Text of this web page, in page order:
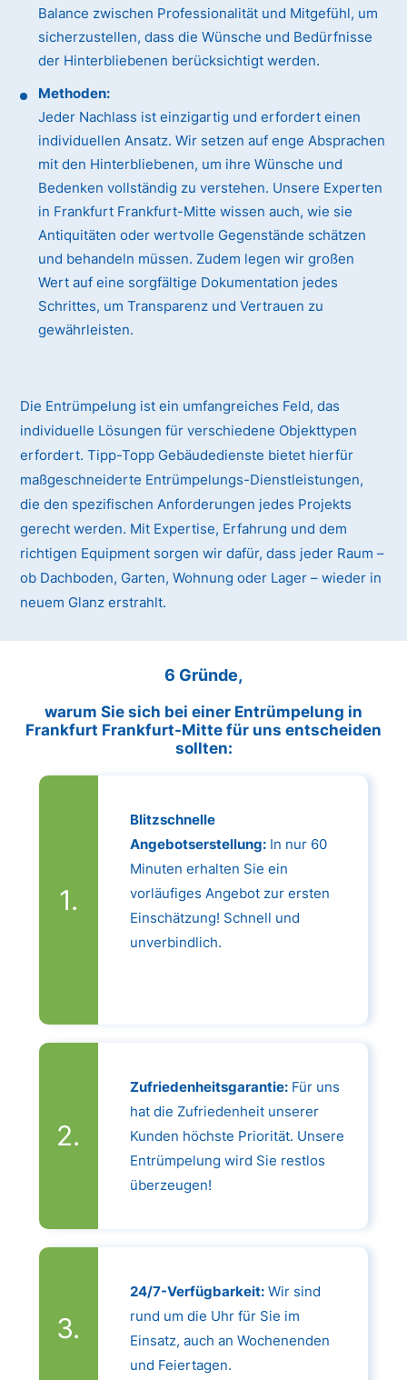
Balance zwischen Professionalität und Mitgefühl, um
sicherzustellen, dass die Wünsche und Bedürfnisse
der Hinterbliebenen berücksichtigt werden.
Methoden:
Jeder Nachlass ist einzigartig und erfordert einen
individuellen Ansatz. Wir setzen auf enge Absprachen
mit den Hinterbliebenen, um ihre Wünsche und
Bedenken vollständig zu verstehen. Unsere Experten
in Frankfurt Frankfurt-Mitte wissen auch, wie sie
Antiquitäten oder wertvolle Gegenstände schätzen
und behandeln müssen. Zudem legen wir großen
Wert auf eine sorgfältige Dokumentation jedes
Schrittes, um Transparenz und Vertrauen zu
gewährleisten.
Die Entrümpelung ist ein umfangreiches Feld, das
individuelle Lösungen für verschiedene Objekttypen
erfordert. Tipp-Topp Gebäudedienste bietet hierfür
maßgeschneiderte Entrümpelungs-Dienstleistungen,
die den spezifischen Anforderungen jedes Projekts
gerecht werden. Mit Expertise, Erfahrung und dem
richtigen Equipment sorgen wir dafür, dass jeder Raum –
ob Dachboden, Garten, Wohnung oder Lager – wieder in
neuem Glanz erstrahlt.
6 Gründe,
warum Sie sich bei einer Entrümpelung in
Frankfurt Frankfurt-Mitte für uns entscheiden
sollten:
Blitzschnelle
Angebotserstellung:In nur 60
Minuten erhalten Sie ein
vorläufiges Angebot zur ersten
Einschätzung! Schnell und
unverbindlich.
Zufriedenheitsgarantie:Für uns
hat die Zufriedenheit unserer
Kunden höchste Priorität. Unsere
Entrümpelung wird Sie restlos
überzeugen!
24/7-Verfügbarkeit:Wir sind
rund um die Uhr für Sie im
Einsatz, auch an Wochenenden
und Feiertagen.